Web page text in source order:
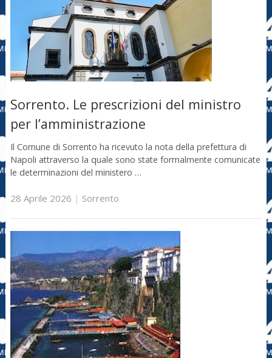
Sorrento. Le prescrizioni del ministro
per l’amministrazione
Il Comune di Sorrento ha ricevuto la nota della prefettura di
Napoli attraverso la quale sono state formalmente comunicate
le determinazioni del ministero …
28 Aprile 2026 | Sorrento